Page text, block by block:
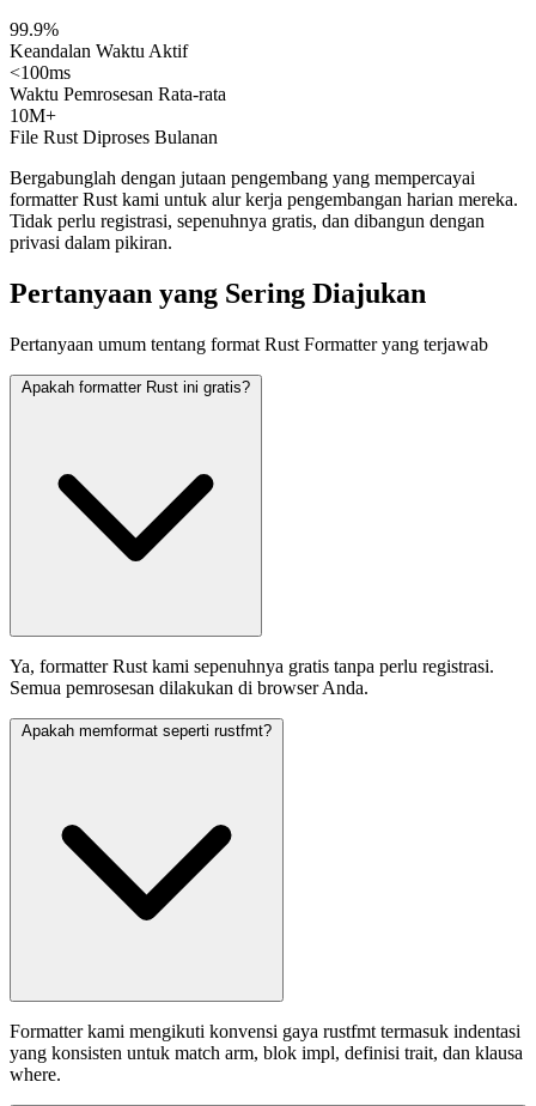
99.9%
Keandalan Waktu Aktif
<100ms
Waktu Pemrosesan Rata-rata
10M+
File Rust Diproses Bulanan
Bergabunglah dengan jutaan pengembang yang mempercayai
formatter Rust kami untuk alur kerja pengembangan harian mereka.
Tidak perlu registrasi, sepenuhnya gratis, dan dibangun dengan
privasi dalam pikiran.
Pertanyaan yang Sering Diajukan
Pertanyaan umum tentang format Rust Formatter yang terjawab
Apakah formatter Rust ini gratis?
Ya, formatter Rust kami sepenuhnya gratis tanpa perlu registrasi.
Semua pemrosesan dilakukan di browser Anda.
Apakah memformat seperti rustfmt?
Formatter kami mengikuti konvensi gaya rustfmt termasuk indentasi
yang konsisten untuk match arm, blok impl, definisi trait, dan klausa
where.